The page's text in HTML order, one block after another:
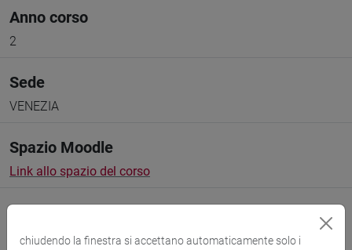
Anno corso
2
Sede
VENEZIA
Spazio Moodle
Link allo spazio del corso
chiudendo la finestra si accettano automaticamente solo i